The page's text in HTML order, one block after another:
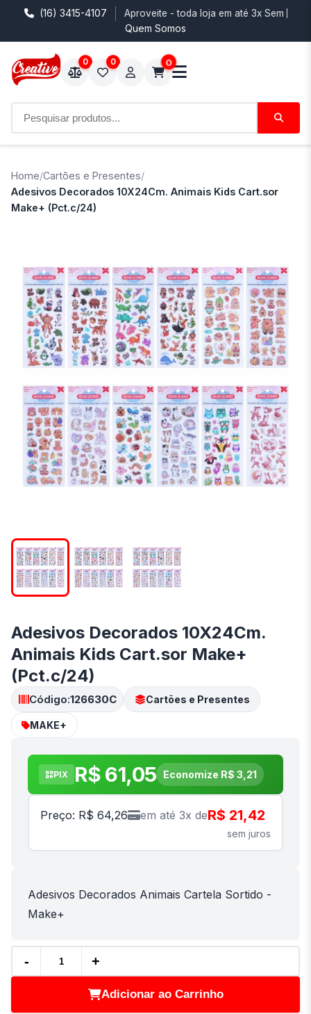
(16) 3415-4107 Aproveite - toda loja em até 3x Sem
Quem Somos
0 0 0
Home/Cartões e Presentes/
Adesivos Decorados 10X24Cm. Animais Kids Cart.sor
Make+ (Pct.c/24)
Adesivos Decorados 10X24Cm.
Animais Kids Cart.sor Make+
(Pct.c/24)
Código:126630C Cartões e Presentes
MAKE+
PIX R$ 61,05 Economize R$ 3,21
Preço: R$ 64,26 em até 3x deR$ 21,42
sem juros
Adesivos Decorados Animais Cartela Sortido -
Make+
- +
Adicionar ao Carrinho